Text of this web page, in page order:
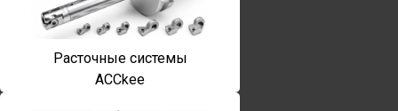
Расточные системы
ACCkee